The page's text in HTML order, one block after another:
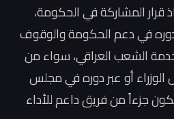
قرار المشاركة في الحكومة،
في دعم الحكومة والوقوف
الشعب العراقي، سواء من
أو عبر دوره في مجلس
جزءاً من فريق داعم للأداء